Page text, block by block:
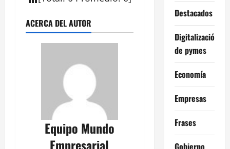
ACERCA DEL AUTOR
Equipo Mundo
Empresarial
Destacados
Digitalización
de pymes
Economía
Empresas
Frases
Gobierno